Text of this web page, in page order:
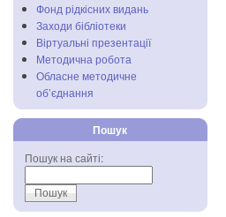
Фонд рідкісних видань
Заходи бібліотеки
Віртуальні презентації
Методична робота
Обласне методичне
об’єднання
Пошук
Пошук на сайті: